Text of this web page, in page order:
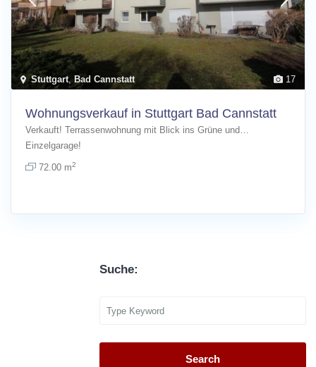
17
Stuttgart, Bad Cannstatt
Wohnungsverkauf in Stuttgart Bad Cannstatt
Verkauft! Terrassenwohnung mit Blick ins Grüne und…
Einzelgarage!
72.00 m2
Suche:
Search